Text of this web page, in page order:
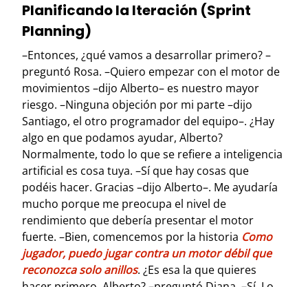
Planificando la Iteración (Sprint
Planning)
–Entonces, ¿qué vamos a desarrollar primero? –
preguntó Rosa. –Quiero empezar con el motor de
movimientos –dijo Alberto– es nuestro mayor
riesgo. –Ninguna objeción por mi parte –dijo
Santiago, el otro programador del equipo–. ¿Hay
algo en que podamos ayudar, Alberto?
Normalmente, todo lo que se refiere a inteligencia
artificial es cosa tuya. –Sí que hay cosas que
podéis hacer. Gracias –dijo Alberto–. Me ayudaría
mucho porque me preocupa el nivel de
rendimiento que debería presentar el motor
fuerte. –Bien, comencemos por la historia Como
jugador, puedo jugar contra un motor débil que
reconozca solo anillos. ¿Es esa la que quieres